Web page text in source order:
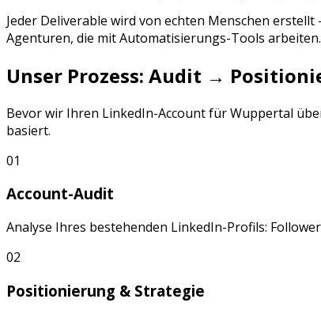
Jeder Deliverable wird von echten Menschen
Agenturen, die mit Automatisierungs-Tools
Unser Prozess: Audit →
Bevor wir Ihren LinkedIn-Account fürWuppertal
basiert.
01
Account-Audit
Analyse Ihres bestehenden LinkedIn-Profils:
02
Positionierung & Strategie